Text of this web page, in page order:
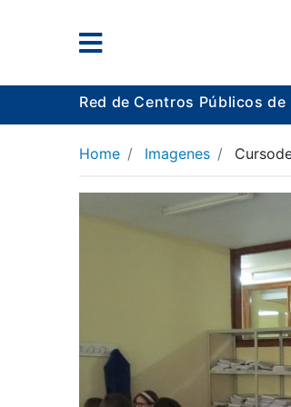
Red de Centros Públicos
Home Imagenes